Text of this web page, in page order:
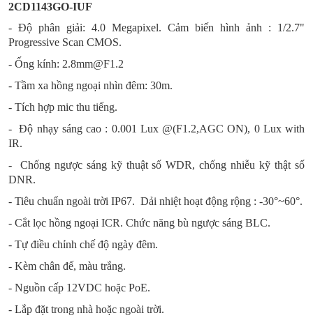
2CD1143GO-IUF
- Độ phân giải: 4.0 Megapixel. Cảm biến hình ảnh : 1/2.7"
Progressive Scan CMOS.
- Ống kính: 2.8mm@F1.2
- Tầm xa hồng ngoại nhìn đêm: 30m.
- Tích hợp mic thu tiếng.
- Độ nhạy sáng cao : 0.001 Lux @(F1.2,AGC ON), 0 Lux with
IR.
- Chống ngược sáng kỹ thuật số WDR, chống nhiễu kỹ thật số
DNR.
- Tiêu chuẩn ngoài trời IP67. Dải nhiệt hoạt động rộng : -30°~60°.
- Cắt lọc hồng ngoại ICR. Chức năng bù ngược sáng BLC.
- Tự điều chỉnh chế độ ngày đêm.
- Kèm chân đế, màu trắng.
- Nguồn cấp 12VDC hoặc PoE.
- Lắp đặt trong nhà hoặc ngoài trời.